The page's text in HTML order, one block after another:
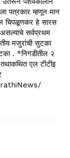
पत्रकार म्हणून मान
चिपळूणकर हे सारस
सर्वप्रथम
मजुरांची सुटका
. *निगडीतील २
एल टीटीइ